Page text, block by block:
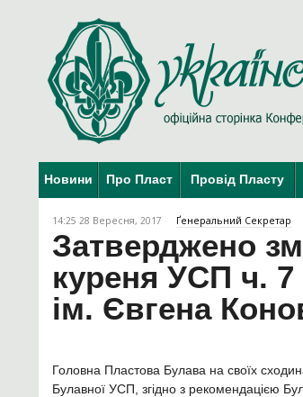
Новини Про Пласт Провід Пласту
14:25 28 Вересня, 2017 Ґенеральний Секретар
Затверджено
куреня УСП ч.
ім. Євгена
Головна Пластова Булава на своїх
Булавної УСП, згідно з рекомендацією